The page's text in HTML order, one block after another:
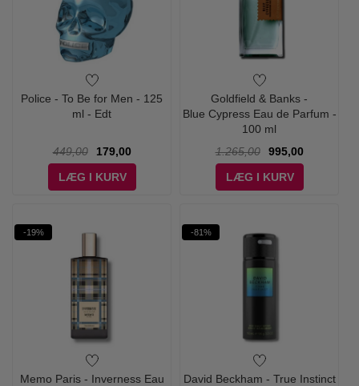
Police - To Be for Men - 125
ml - Edt
449,00
179,00
LÆG I KURV
Goldfield & Banks -
Blue Cypress Eau de Parfum -
100 ml
1.265,00
995,00
LÆG I KURV
-19%
Memo Paris - Inverness Eau
-81%
David Beckham - True Instinct